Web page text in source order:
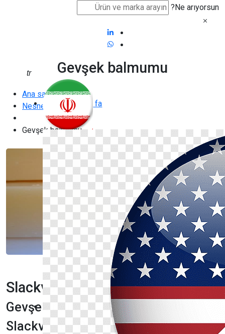
Ne arıyorsun?
fa
Gevşek balmumu
Ana sayfa
Nesne
Gevşek balmumu
Slackvox nedir?
Gevşek mumun kullanımı nedir
Slackvox'un Özellikleri